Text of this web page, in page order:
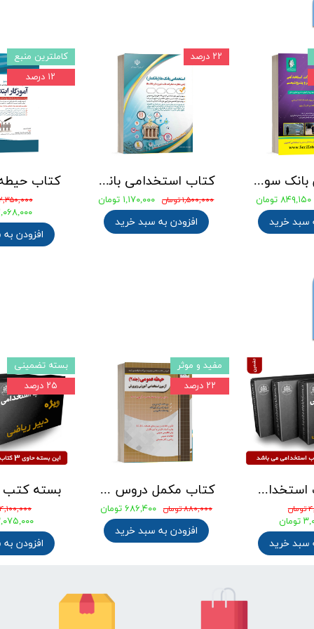
۲,۳۵۰,۰۰۰
۲,۰۶۸,۰۰۰
افزودن
کاملترین منبع
۱۲ درصد
کتاب استخدامی بانک های خصوصی و دولتی (بانکدار) 1404 انتشارات آراه
۱,۵۰۰,۰۰۰ تومان ۱,۱۷۰,۰۰۰ تومان
افزودن به سبد خرید
۲۲ درصد
جامع ترین بانک سوالات استخدامی مهندسی شیمی، پلیمر و پتروشیمی
۸۴۹,۱۵۰ تومان
سبد خرید
۴,۱۰۰,۰۰۰ تومان
۳,۰۷۵,۰۰۰
افزودن
بسته تضمینی
۲۵ درصد
کتاب مکمل دروس حیطه عمومی ویژه آزمون استخدامی آموزش و پرورش 1405 نشر چهارخونه
۸۸۰,۰۰۰ تومان ۶۸۶,۴۰۰ تومان
افزودن به سبد خرید
مفید و موثر
۲۲ درصد
بسته کتب استخدامی دبیری علوم تجربی - شیمی آزمون آموزش و پرورش 1405
سبد خرید